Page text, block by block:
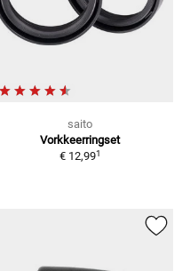
saito
Vorkkeerringset
€ 12,991